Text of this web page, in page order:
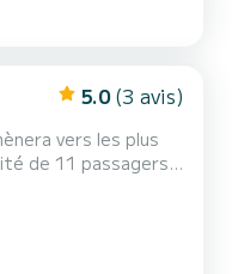
5.0 (3 avis)
vers les plus
vacances